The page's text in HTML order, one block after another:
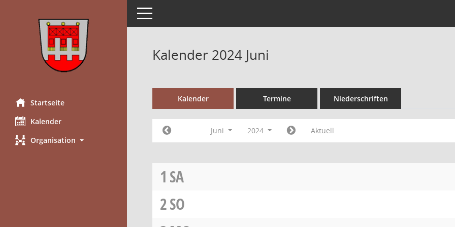
Startseite
Kalender
Organisation
Toggle navigation
Kalender 2024 Juni
Kalender Termine Niederschriften
Juni 2024 Aktuell
1 SA
2SO